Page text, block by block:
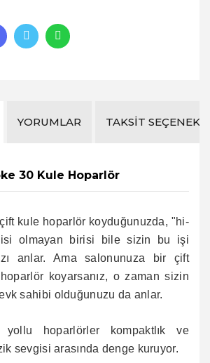
YORUMLAR TAKSIT
30 Kule Hoparlör
kule hoparlör koyduğunuzda, "hi-
olmayan birisi bile sizin bu işi
anlar. Ama salonunuza bir çift
koyarsanız, o zaman sizin
sahibi olduğunuzu da anlar.
hoparlörler kompaktlık ve
sevgisi arasında denge kuruyor.